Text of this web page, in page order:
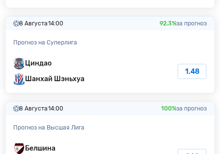
8 Августа14:00 92.3%за прогноз
Прогноз на Суперлига
Циндао
Шанхай Шэньхуа
1.48
8 Августа14:00 100%за прогноз
Прогноз на Высшая Лига
Белшина